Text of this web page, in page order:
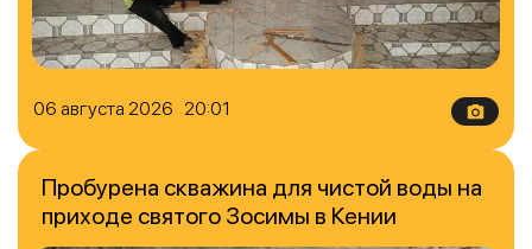
06 августа 2026 20:01
Пробурена скважина для чистой воды на
приходе святого Зосимы в Кении